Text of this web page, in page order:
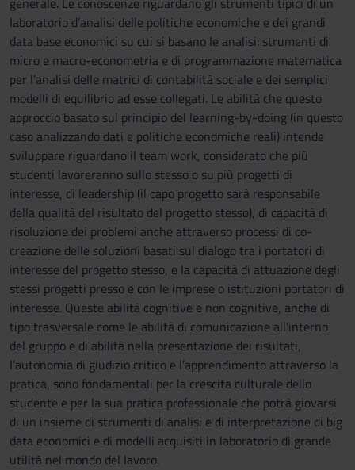
laboratorio d’analisi delle politiche economiche e dei grandi
data base economici su cui si basano le analisi: strumenti di
micro e macro-econometria e di programmazione matematica
per l’analisi delle matrici di contabilità sociale e dei semplici
modelli di equilibrio ad esse collegati. Le abilità che questo
approccio basato sul principio del learning-by-doing (in questo
caso analizzando dati e politiche economiche reali) intende
sviluppare riguardano il team work, considerato che più
studenti lavoreranno sullo stesso o su più progetti di
interesse, di leadership (il capo progetto sarà responsabile
della qualità del risultato del progetto stesso), di capacità di
risoluzione dei problemi anche attraverso processi di co-
creazione delle soluzioni basati sul dialogo tra i portatori di
interesse del progetto stesso, e la capacità di attuazione degli
stessi progetti presso e con le imprese o istituzioni portatori di
interesse. Queste abilità cognitive e non cognitive, anche di
tipo trasversale come le abilità di comunicazione all’interno
del gruppo e di abilità nella presentazione dei risultati,
l’autonomia di giudizio critico e l’apprendimento attraverso la
pratica, sono fondamentali per la crescita culturale dello
studente e per la sua pratica professionale che potrà giovarsi
di un insieme di strumenti di analisi e di interpretazione di big
data economici e di modelli acquisiti in laboratorio di grande
utilità nel mondo del lavoro.